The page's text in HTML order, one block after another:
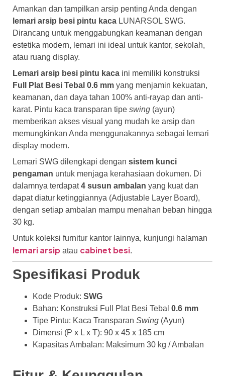
Amankan dan tampilkan arsip penting Anda dengan
lemari arsip besi pintu kaca LUNARSOL SWG.
Dirancang untuk menggabungkan keamanan dengan
estetika modern, lemari ini ideal untuk kantor, sekolah,
atau ruang display.
Lemari arsip besi pintu kaca ini memiliki konstruksi
Full Plat Besi Tebal 0.6 mm yang menjamin kekuatan,
keamanan, dan daya tahan 100% anti-rayap dan anti-
karat. Pintu kaca transparan tipe swing (ayun)
memberikan akses visual yang mudah ke arsip dan
memungkinkan Anda menggunakannya sebagai lemari
display modern.
Lemari SWG dilengkapi dengan sistem kunci
pengaman untuk menjaga kerahasiaan dokumen. Di
dalamnya terdapat4 susun ambalan yang kuat dan
dapat diatur ketinggiannya (Adjustable Layer Board),
dengan setiap ambalan mampu menahan beban hingga
30 kg.
Untuk koleksi furnitur kantor lainnya, kunjungi halaman
lemari arsip atau cabinet besi.
Spesifikasi Produk
Kode Produk: SWG
Bahan: Konstruksi Full Plat Besi Tebal 0.6 mm
Tipe Pintu: Kaca Transparan Swing (Ayun)
Dimensi (P x L x T): 90 x 45 x 185 cm
Kapasitas Ambalan: Maksimum 30 kg / Ambalan